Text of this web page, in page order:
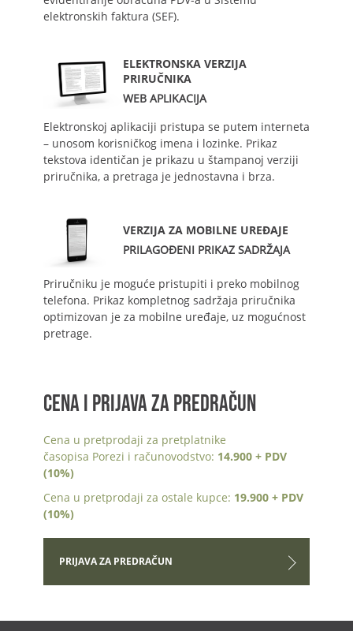
elektronskih faktura (SEF).
ELEKTRONSKA VERZIJA
PRIRUČNIKA
WEB APLIKACIJA
Elektronskoj aplikaciji pristupa se putem interneta
– unosom korisničkog imena i lozinke. Prikaz
tekstova identičan je prikazu u štampanoj verziji
priručnika, a pretraga je jednostavna i brza.
VERZIJA ZA MOBILNE UREĐAJE
PRILAGOĐENI PRIKAZ SADRŽAJA
Priručniku je moguće pristupiti i preko mobilnog
telefona. Prikaz kompletnog sadržaja priručnika
optimizovan je za mobilne uređaje, uz mogućnost
pretrage.
CENA I PRIJAVA ZA PREDRAČUN
Cena u pretprodaji za pretplatnike
časopisa Porezi i računovodstvo: 14.900 + PDV
(10%)
Cena u pretprodaji za ostale kupce: 19.900 + PDV
(10%)
PRIJAVA ZA PREDRAČUN